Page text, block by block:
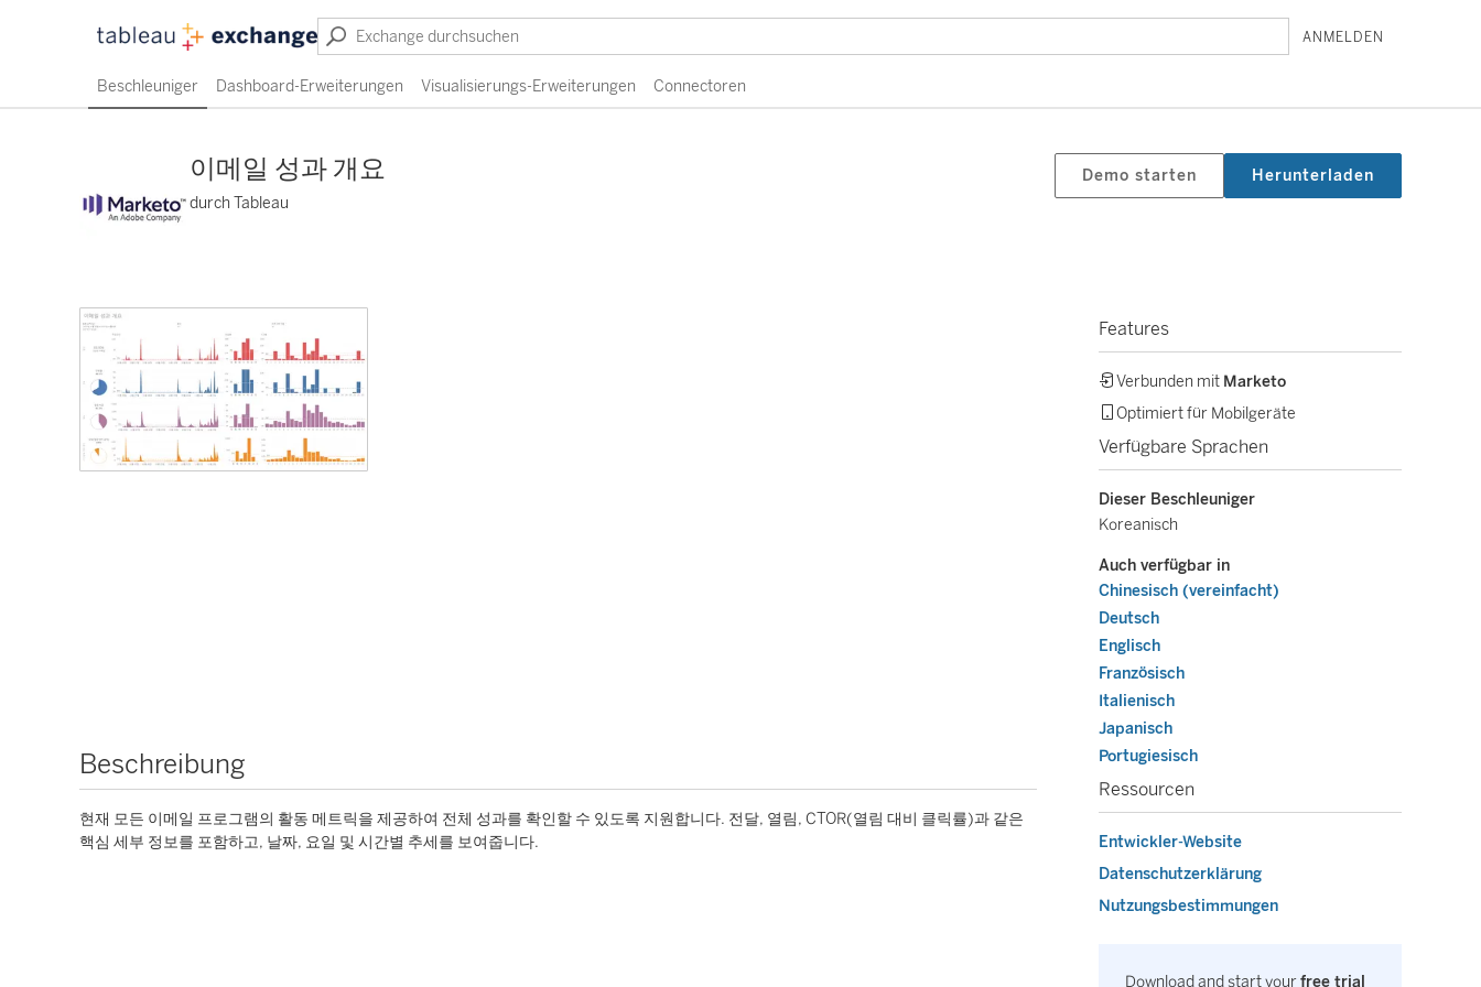
ANMELDEN
Beschleuniger Dashboard-Erweiterungen Visualisierungs-Erweiterungen Connectoren
이메일 성과 개요
durch Tableau
Demo starten Herunterladen
Beschreibung
현재 모든 이메일 프로그램의 활동 메트릭을 제공하여 전체 성과를 확인할 수 있도록 지원합니다. 전달, 열림, CTOR(열림 대비 클릭률)과 같은
핵심 세부 정보를 포함하고, 날짜, 요일 및 시간별 추세를 보여줍니다.
Features
Verbunden mit Marketo
Optimiert für Mobilgeräte
Verfügbare Sprachen
Dieser Beschleuniger
Koreanisch
Auch verfügbar in
Chinesisch (vereinfacht)
Deutsch
Englisch
Französisch
Italienisch
Japanisch
Portugiesisch
Ressourcen
Entwickler-Website
Datenschutzerklärung
Nutzungsbestimmungen
Download and start yourfree trial